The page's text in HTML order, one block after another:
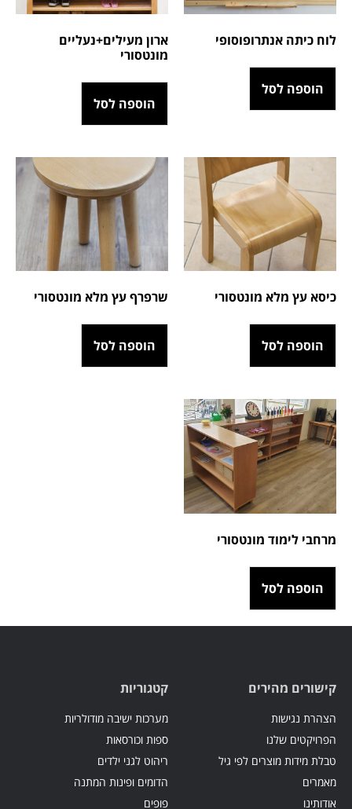
לוח כיתה אנתרופוסופי
הוספה לסל
ארון מעילים+נעליים
מונטסורי
הוספה לסל
כיסא עץ מלא מונטסורי
הוספה לסל
שרפרף עץ מלא מונטסורי
הוספה לסל
מרחבי לימוד מונטסורי
הוספה לסל
קישורים מהירים
הצהרת נגישות
הפרויקטים שלנו
טבלת מידות מוצרים לפי גיל
מאמרים
אודותינו
קטגוריות
מערכות ישיבה מודולריות
ספות וכורסאות
ריהוט לגני ילדים
הדומים ופינות המתנה
פופים